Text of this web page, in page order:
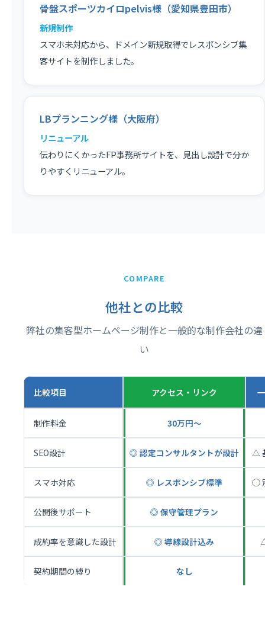
骨盤スポーツカイロpelvis様（愛知県豊田市）
新規制作
スマホ未対応から、ドメイン新規取得でレスポンシブ集
客サイトを制作しました。
LBプランニング様（大阪府）
リニューアル
伝わりにくかったFP事務所サイトを、見出し設計で分か
りやすくリニューアル。
COMPARE
他社との比較
弊社の集客型ホームページ制作と一般的な制作会社の違
い
比較項目 アクセス・リンク
制作料金 30万円〜
SEO設計 ◎ 認定コンサルタントが設計 △
スマホ対応 ◎ レスポンシブ標準 ◯
公開後サポート ◎ 保守管理プラン
成約率を意識した設計 ◎ 導線設計込み
契約期間の縛り なし